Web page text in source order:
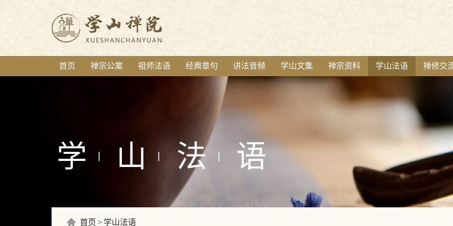
首页 禅宗公案 祖师法语 经典章句 讲法音频 学山文集 禅宗资料 学山法语 禅修交
学 山 法 语
首页 学山法语